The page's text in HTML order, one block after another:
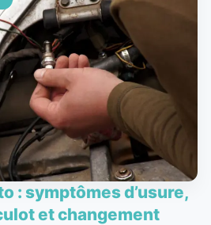
: symptômes d’usure,
et changement